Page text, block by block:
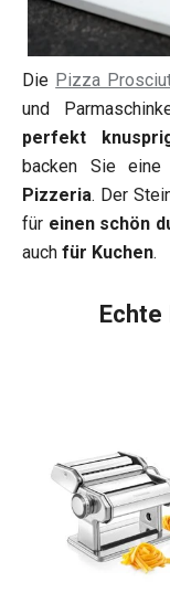
Die Pizza
und
perfekt
backen Sie
Pizzeria. Der
für einen schön
auch für Kuchen.
Echte